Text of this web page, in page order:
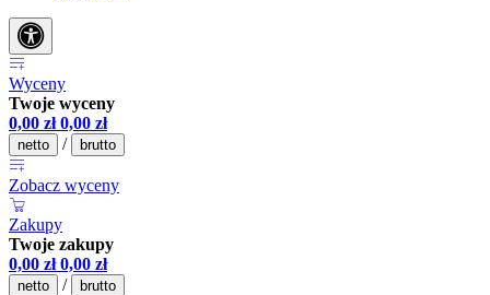
Wyceny
Twoje wyceny
0,00 zł 0,00 zł
netto / brutto
Zobacz wyceny
Zakupy
Twoje zakupy
0,00 zł 0,00 zł
netto / brutto